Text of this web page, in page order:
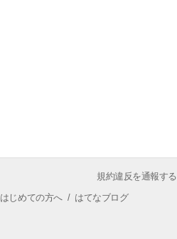
規約違反を通報する
はじめての方へ/ はてなブログ